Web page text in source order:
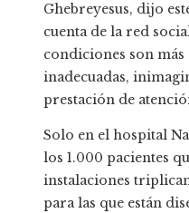
Ghebreyesus, dijo
cuenta de la red
condiciones son más
inadecuadas,
prestación de
Solo en el hospital
los 1.000 pacientes
instalaciones
para las que están